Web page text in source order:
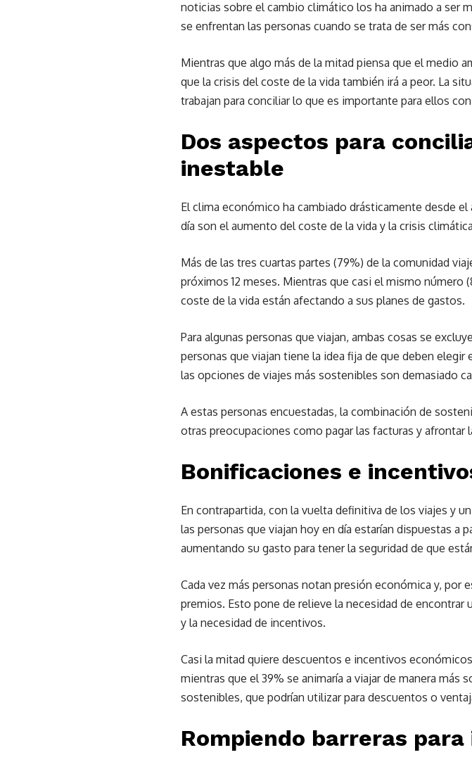
noticias sobre el cambio climático los ha animado a ser
se enfrentan las personas cuando se trata de ser más
Mientras que algo más de la mitad piensa que el medio
que la crisis del coste de la vida también irá a peor. La
trabajan para conciliar lo que es importante para ellos
Dos aspectos para
inestable
El clima económico ha cambiado drásticamente desde
día son el aumento del coste de la vida y la crisis
Más de las tres cuartas partes (79%) de la comunidad
próximos 12 meses. Mientras que casi el mismo
coste de la vida están afectando a sus planes de gastos.
Para algunas personas que viajan, ambas cosas se
personas que viajan tiene la idea fija de que deben
las opciones de viajes más sostenibles son demasiado
A estas personas encuestadas, la combinación de
otras preocupaciones como pagar las facturas y afrontar
Bonificaciones e
En contrapartida, con la vuelta definitiva de los viajes y
las personas que viajan hoy en día estarían dispuestas
aumentando su gasto para tener la seguridad de que
Cada vez más personas notan presión económica y, por
premios. Esto pone de relieve la necesidad de
y la necesidad de incentivos.
Casi la mitad quiere descuentos e incentivos
mientras que el 39% se animaría a viajar de manera
sostenibles, que podrían utilizar para descuentos o
Rompiendo barreras